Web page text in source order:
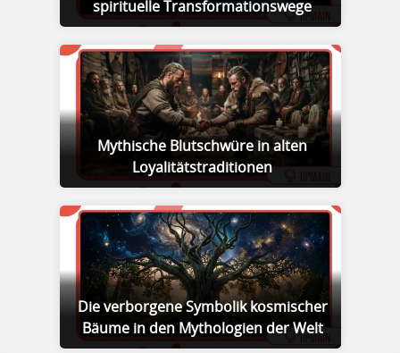
spirituelle Transformationswege
Mythische Blutschwüre in alten
Loyalitätstraditionen
Die verborgene Symbolik kosmischer
Bäume in den Mythologien der Welt